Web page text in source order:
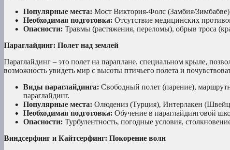
Популярные места: Мост Виктория-Фолс (Замбия/
Необходимая подготовка: Отсутствие медицинских
Опасности: Травмы (растяжения, переломы), обрыв троса
Параглайдинг: Полет над землей
Параглайдинг – это полет на параплане, специальном крыле,
возможность увидеть мир с высоты птичьего полета и
Виды параглайдинга: Свободный полет (парение),
параглайдинг.
Популярные места: Олюдениз (Турция), Интерлакен
Необходимая подготовка: Обучение в параглайдинговой
Опасности: Турбулентность, погодные условия,
Виндсерфинг и Кайтсерфинг: Покорение волн